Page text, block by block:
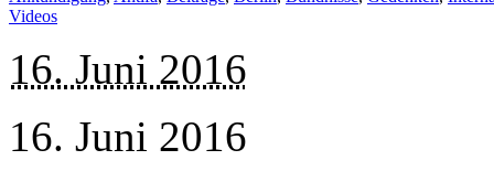
Videos
16. Juni 2016
16. Juni 2016